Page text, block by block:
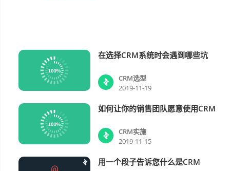
在选择CRM系统时会遇到哪些坑
CRM选型
2019-11-19
如何让你的销售团队愿意使用CRM
CRM实施
2019-11-15
用一个段子告诉您什么是CRM